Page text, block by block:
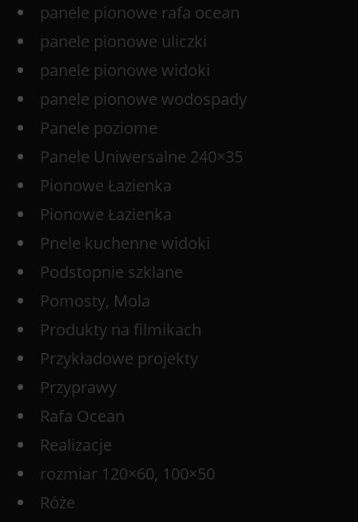
panele pionowe rafa ocean
panele pionowe uliczki
panele pionowe widoki
panele pionowe wodospady
Panele poziome
Panele Uniwersalne 240×35
Pionowe Łazienka
Pionowe Łazienka
Pnele kuchenne widoki
Podstopnie szklane
Pomosty, Mola
Produkty na filmikach
Przykładowe projekty
Przyprawy
Rafa Ocean
Realizacje
rozmiar 120×60, 100×50
Róże